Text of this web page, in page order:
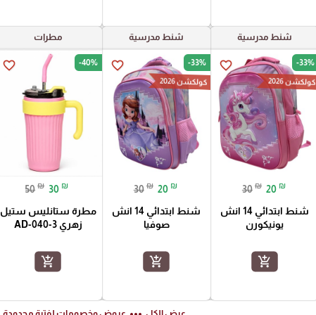
شنط مدرسية
favorite_border -33%
كولكشن 2026
30 ₪ 20 ₪
شنط ابتدائي 14 انش
يونيكورن
add_shopping_cart
شنط مدرسية
favorite_border -33%
كولكشن 2026
30 ₪ 20 ₪
شنط ابتدائي 14 انش
صوفيا
add_shopping_cart
مطرات
favorite_border -40%
50 ₪ 30 ₪
مطرة ستانليس ستيل
زهري AD-040-3
add_shopping_cart